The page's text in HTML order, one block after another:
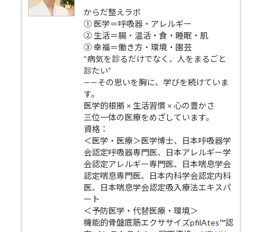
からだ整えラボ
① 医学＝呼吸器・アレルギー
② 生活＝腸・温活・食・睡眠・肌
③ 幸福＝働き方・環境・園芸
“病気を診るだけでなく、人をまるごと
診たい”
——その思いを胸に、学びを続けていま
す。
医学的根拠 × 生活習慣 × 心の豊かさ
三位一体の医療をめざしています。
資格：
＜医学・医療＞医学博士、日本呼吸器学
会認定呼吸器専門医、日本アレルギー学
会認定アレルギー専門医、日本喘息学会
認定喘息専門医、日本内科学会認定内科
医、日本喘息学会認定吸入療法エキスパ
ート
＜予防医学・代替医療・環境＞
機能的骨盤底筋エクササイズpfilAtes™認